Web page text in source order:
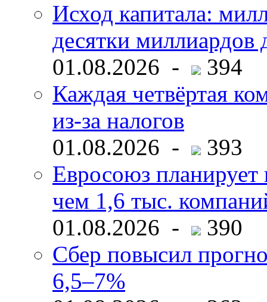
Исход капитала:
десятки миллиардов
01.08.2026 -
394
Каждая четвёртая
из-за налогов
01.08.2026 -
393
Евросоюз планирует
чем 1,6 тыс.
01.08.2026 -
390
Сбер повысил
6,5–7%